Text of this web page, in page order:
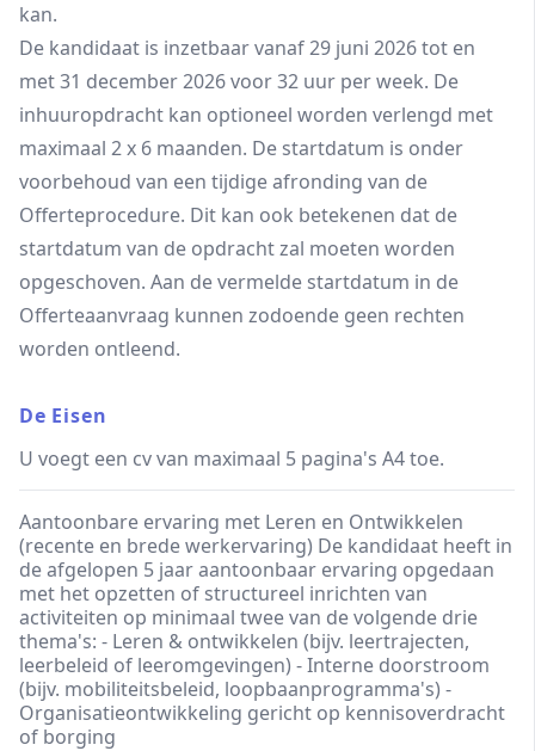
kan.
De kandidaat is inzetbaar vanaf 29 juni 2026 tot en
met 31 december 2026 voor 32 uur per week. De
inhuuropdracht kan optioneel worden verlengd met
maximaal 2 x 6 maanden. De startdatum is onder
voorbehoud van een tijdige afronding van de
Offerteprocedure. Dit kan ook betekenen dat de
startdatum van de opdracht zal moeten worden
opgeschoven. Aan de vermelde startdatum in de
Offerteaanvraag kunnen zodoende geen rechten
worden ontleend.
De Eisen
U voegt een cv van maximaal 5 pagina's A4 toe.
Aantoonbare ervaring met Leren en Ontwikkelen
(recente en brede werkervaring) De kandidaat heeft in
de afgelopen 5 jaar aantoonbaar ervaring opgedaan
met het opzetten of structureel inrichten van
activiteiten op minimaal twee van de volgende drie
thema's: - Leren & ontwikkelen (bijv. leertrajecten,
leerbeleid of leeromgevingen) - Interne doorstroom
(bijv. mobiliteitsbeleid, loopbaanprogramma's) -
Organisatieontwikkeling gericht op kennisoverdracht
of borging